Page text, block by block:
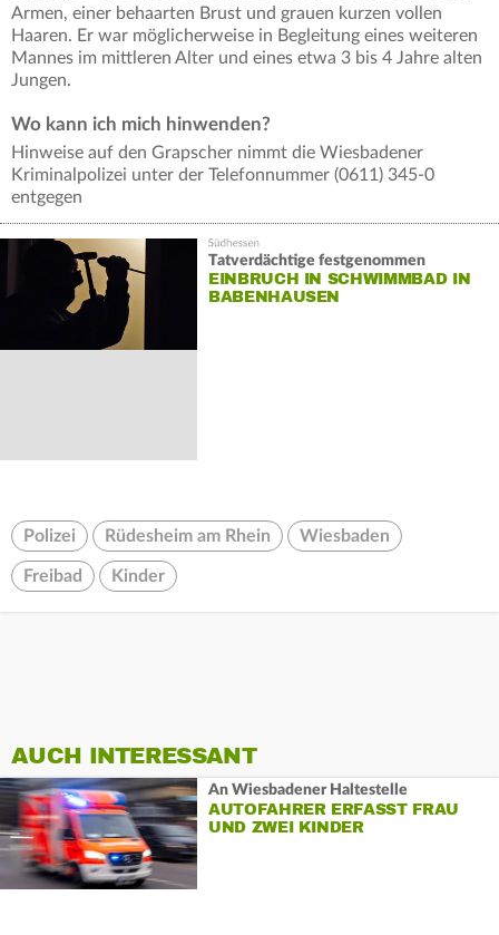
Armen, einer behaarten Brust und grauen kurzen vollen
Haaren. Er war möglicherweise in Begleitung eines weiteren
Mannes im mittleren Alter und eines etwa 3 bis 4 Jahre alten
Jungen.
Wo kann ich mich hinwenden?
Hinweise auf den Grapscher nimmt die Wiesbadener
Kriminalpolizei unter der Telefonnummer (0611) 345-0
entgegen
Tatverdächtige festgenommen
EINBRUCH IN SCHWIMMBAD IN
BABENHAUSEN
Polizei Rüdesheim am Rhein Wiesbaden
Freibad Kinder
AUCH INTERESSANT
An Wiesbadener Haltestelle
AUTOFAHRER ERFASST FRAU
UND ZWEI KINDER